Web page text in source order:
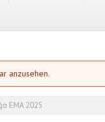
anzusehen.
EMA 2025